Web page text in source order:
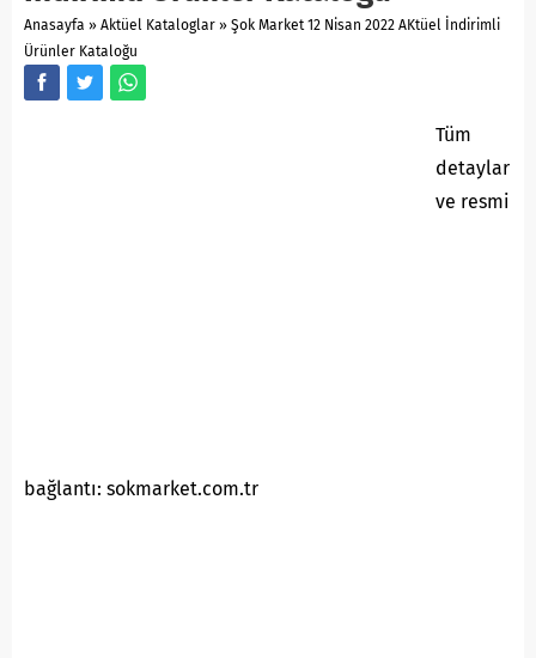
Anasayfa » Aktüel Kataloglar » Şok Market 12 Nisan 2022 AKtüel İndirimli
Ürünler Kataloğu
Tüm
detaylar
ve resmi
bağlantı: sokmarket.com.tr